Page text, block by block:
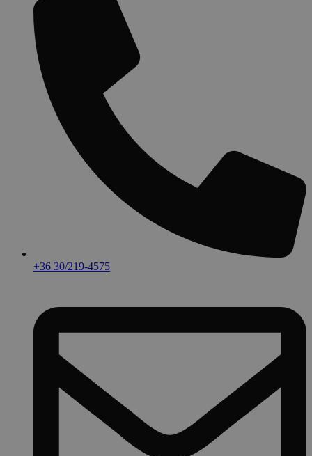
+36 30/219-4575